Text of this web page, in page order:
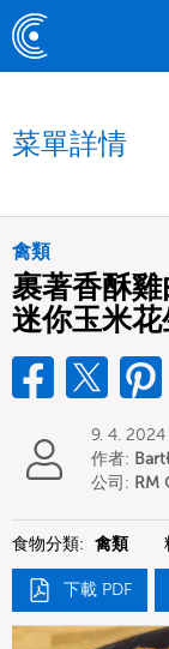
菜單詳情
禽類
裹著香酥
迷你玉米花
9. 4. 2024
作者:
公司: RM
食物分類: 禽類
下載 PDF